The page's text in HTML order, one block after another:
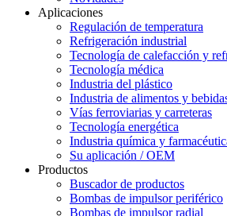
Aplicaciones
Regulación de temperatura
Refrigeración industrial
Tecnología de calefacción y
Tecnología médica
Industria del plástico
Industria de alimentos y
Vías ferroviarias y carreteras
Tecnología energética
Industria química y
Su aplicación / OEM
Productos
Buscador de productos
Bombas de impulsor periférico
Bombas de impulsor radial